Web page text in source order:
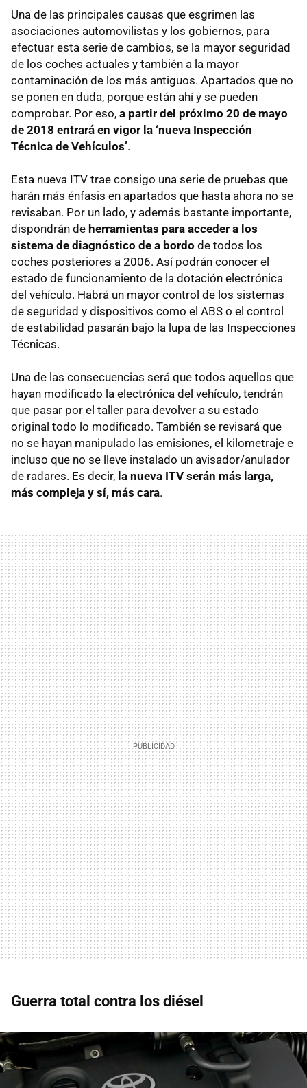
Una de las principales causas que esgrimen las
asociaciones automovilistas y los gobiernos, para
efectuar esta serie de cambios, se la mayor seguridad
de los coches actuales y también a la mayor
contaminación de los más antiguos. Apartados que no
se ponen en duda, porque están ahí y se pueden
comprobar. Por eso, a partir del próximo 20 de mayo
de 2018 entrará en vigor la ‘nueva Inspección
Técnica de Vehículos’.
Esta nueva ITV trae consigo una serie de pruebas que
harán más énfasis en apartados que hasta ahora no se
revisaban. Por un lado, y además bastante importante,
dispondrán de herramientas para acceder a los
sistema de diagnóstico de a bordo de todos los
coches posteriores a 2006. Así podrán conocer el
estado de funcionamiento de la dotación electrónica
del vehículo. Habrá un mayor control de los sistemas
de seguridad y dispositivos como el ABS o el control
de estabilidad pasarán bajo la lupa de las Inspecciones
Técnicas.
Una de las consecuencias será que todos aquellos que
hayan modificado la electrónica del vehículo, tendrán
que pasar por el taller para devolver a su estado
original todo lo modificado. También se revisará que
no se hayan manipulado las emisiones, el kilometraje e
incluso que no se lleve instalado un avisador/anulador
de radares. Es decir, la nueva ITV serán más larga,
más compleja y sí, más cara.
Guerra total contra los diésel